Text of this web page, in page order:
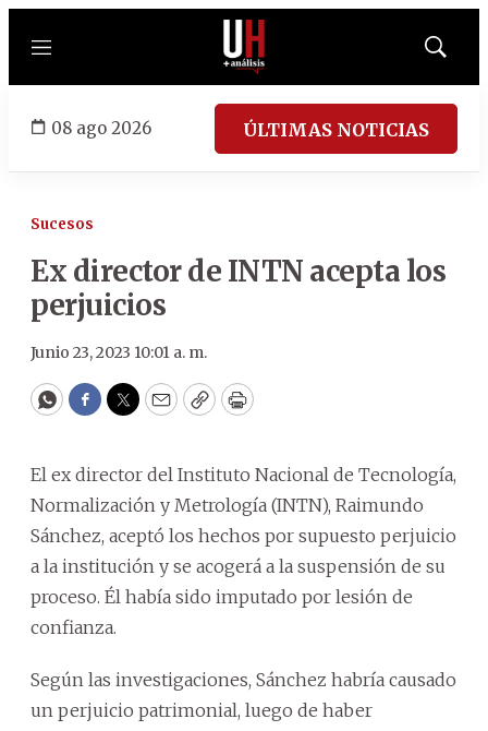
Menú
Mostrar
08 ago 2026 ÚLTIMAS NOTICIAS
Sucesos
Ex director de INTN acepta los
perjuicios
Junio 23, 2023 10:01 a. m.
WhatsApp
Facebook
Twitter
EmailCopyPrint
El ex director del Instituto Nacional de Tecnología,
Normalización y Metrología (INTN), Raimundo
Sánchez, aceptó los hechos por supuesto perjuicio
a la institución y se acogerá a la suspensión de su
proceso. Él había sido imputado por lesión de
confianza.
Según las investigaciones, Sánchez habría causado
un perjuicio patrimonial, luego de haber